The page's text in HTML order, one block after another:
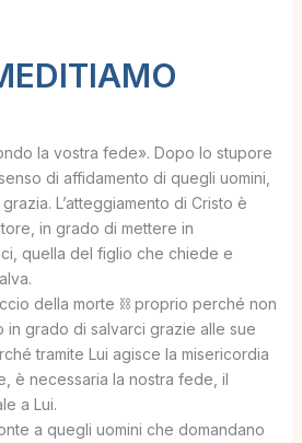
la vostra fede». Dopo lo stupore
di affidamento di quegli uomini,
L’atteggiamento di Cristo è
in grado di mettere in
quella del figlio che chiede e
della morte ⛓️ proprio perché non
in grado di salvarci grazie alle sue
tramite Lui agisce la misericordia
è necessaria la nostra fede, il
a Lui.
a quegli uomini che domandano